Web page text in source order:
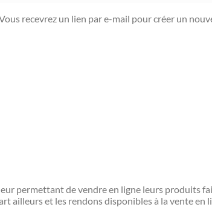
recevrez un lien par e-mail pour créer un
permettant de vendre en ligne leurs produits
ailleurs et les rendons disponibles à la vente en